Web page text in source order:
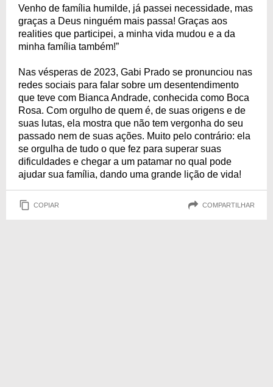
Venho de família humilde, já passei necessidade, mas
graças a Deus ninguém mais passa! Graças aos
realities que participei, a minha vida mudou e a da
minha família também!”
Nas vésperas de 2023, Gabi Prado se pronunciou nas
redes sociais para falar sobre um desentendimento
que teve com Bianca Andrade, conhecida como Boca
Rosa. Com orgulho de quem é, de suas origens e de
suas lutas, ela mostra que não tem vergonha do seu
passado nem de suas ações. Muito pelo contrário: ela
se orgulha de tudo o que fez para superar suas
dificuldades e chegar a um patamar no qual pode
ajudar sua família, dando uma grande lição de vida!
COPIAR COMPARTILHAR